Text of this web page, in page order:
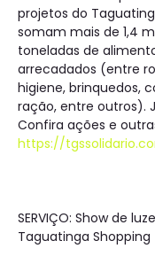
projetos do
somam mais de 1,4
toneladas de
arrecadados (entre
higiene, brinquedos,
ração, entre outros).
Confira ações e
https://
SERVIÇO: Show de
Taguatinga Shopping